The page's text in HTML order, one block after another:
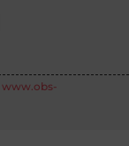
www.obs-